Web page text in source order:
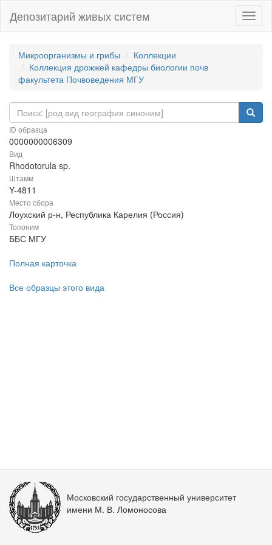
Депозитарий живых систем
Микроорганизмы и грибы
Коллекции
Коллекция дрожжей кафедры биологии почв
факультета Почвоведения МГУ
ID образца
0000000006309
Вид
Rhodotorula sp.
Штамм
Y-4811
Место сбора
Лоухский р-н, Республика Карелия (Россия)
Топоним
ББС МГУ
Полная карточка
Все образцы этого вида
Московский государственный университет
имени М. В. Ломоносова